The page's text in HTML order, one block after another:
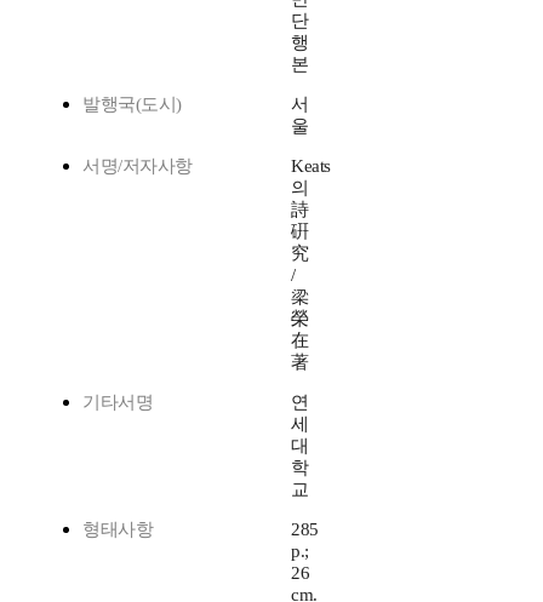
단
행
본
발행국(도시)
서
울
서명/저자사항
Keats
의
詩
硏
究
/
梁
榮
在
著
기타서명
연
세
대
학
교
형태사항
285
p.;
26
cm.